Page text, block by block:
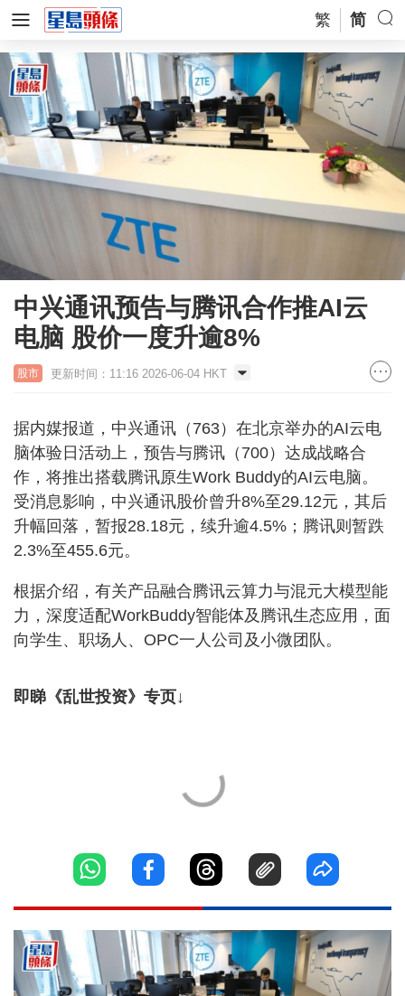
繁 简
中兴通讯预告与腾讯合作推AI云
电脑 股价一度升逾8%
股市 更新时间：11:16 2026-06-04 HKT
据内媒报道，中兴通讯（763）在北京举办的AI云电
脑体验日活动上，预告与腾讯（700）达成战略合
作，将推出搭载腾讯原生Work Buddy的AI云电脑。
受消息影响，中兴通讯股价曾升8%至29.12元，其后
升幅回落，暂报28.18元，续升逾4.5%；腾讯则暂跌
2.3%至455.6元。
根据介绍，有关产品融合腾讯云算力与混元大模型能
力，深度适配WorkBuddy智能体及腾讯生态应用，面
向学生、职场人、OPC一人公司及小微团队。
即睇《乱世投资》专页↓